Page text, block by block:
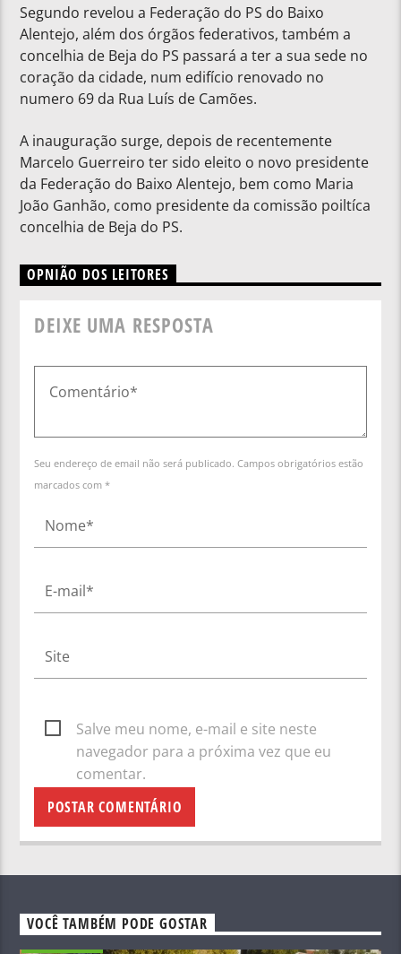
Segundo revelou a Federação do PS do Baixo
Alentejo, além dos órgãos federativos, também a
concelhia de Beja do PS passará a ter a sua sede no
coração da cidade, num edifício renovado no
numero 69 da Rua Luís de Camões.
A inauguração surge, depois de recentemente
Marcelo Guerreiro ter sido eleito o novo presidente
da Federação do Baixo Alentejo, bem como Maria
João Ganhão, como presidente da comissão poiltíca
concelhia de Beja do PS.
OPNIÃO DOS LEITORES
DEIXE UMA RESPOSTA
Seu endereço de email não será publicado. Campos obrigatórios estão
marcados com *
Salve meu nome, e-mail e site neste
navegador para a próxima vez que eu
comentar.
VOCÊ TAMBÉM PODE GOSTAR